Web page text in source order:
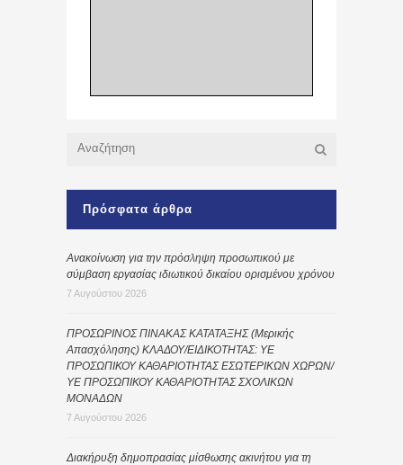
Πρόσφατα άρθρα
Ανακοίνωση για την πρόσληψη προσωπικού με
σύμβαση εργασίας ιδιωτικού δικαίου ορισμένου χρόνου
7 Αυγούστου 2026
ΠΡΟΣΩΡΙΝΟΣ ΠΙΝΑΚΑΣ ΚΑΤΑΤΑΞΗΣ (Μερικής
Απασχόλησης) ΚΛΑΔΟΥ/ΕΙΔΙΚΟΤΗΤΑΣ: ΥΕ
ΠΡΟΣΩΠΙΚΟΥ ΚΑΘΑΡΙΟΤΗΤΑΣ ΕΣΩΤΕΡΙΚΩΝ ΧΩΡΩΝ/
ΥΕ ΠΡΟΣΩΠΙΚΟΥ ΚΑΘΑΡΙΟΤΗΤΑΣ ΣΧΟΛΙΚΩΝ
ΜΟΝΑΔΩΝ
7 Αυγούστου 2026
Διακήρυξη δημοπρασίας μίσθωσης ακινήτου για τη